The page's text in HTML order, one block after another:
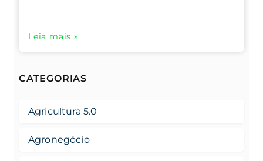
Leia mais »
CATEGORIAS
Agricultura 5.0
Agronegócio